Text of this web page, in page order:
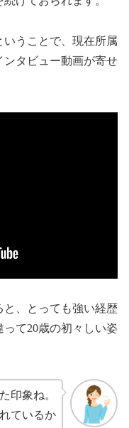
うことで、現在所属
ンタビュー動画が寄せ
、とっても強い経歴
て20歳の初々しい姿
印象ね。
ているか